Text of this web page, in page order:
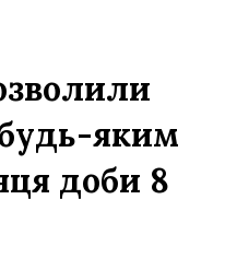
яким
доби 8